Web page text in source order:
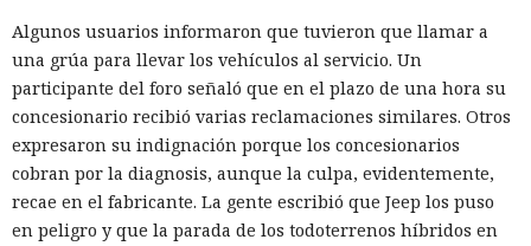
Algunos usuarios informaron que tuvieron que llamar a
una grúa para llevar los vehículos al servicio. Un
participante del foro señaló que en el plazo de una hora su
concesionario recibió varias reclamaciones similares. Otros
expresaron su indignación porque los concesionarios
cobran por la diagnosis, aunque la culpa, evidentemente,
recae en el fabricante. La gente escribió que Jeep los puso
en peligro y que la parada de los todoterrenos híbridos en